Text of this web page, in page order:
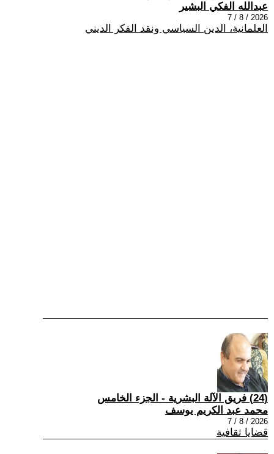
عبدالله الفكي البشير
2026 / 8 / 7
العلمانية، الدين السياسي ونقد الفكر الديني
(24) فريق الآلة البشرية - الجزء الخامس
محمد عبد الكريم يوسف
2026 / 8 / 7
قضايا ثقافية